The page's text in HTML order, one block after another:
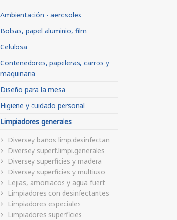
Ambientación - aerosoles
Bolsas, papel aluminio, film
Celulosa
Contenedores, papeleras, carros y
maquinaria
Diseño para la mesa
Higiene y cuidado personal
Limpiadores generales
Diversey baños limp.desinfectan
Diversey superf.limpi.generales
Diversey superficies y madera
Diversey superficies y multiuso
Lejias, amoniacos y agua fuert
Limpiadores con desinfectantes
Limpiadores especiales
Limpiadores superficies